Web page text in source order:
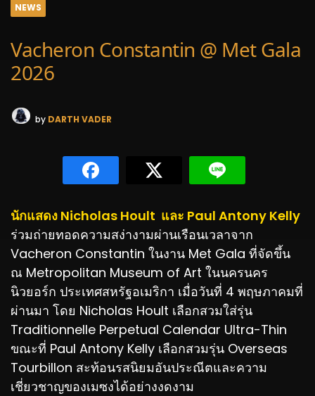
NEWS
Vacheron Constantin @ Met Gala
2026
by DARTH VADER
นักแสดง Nicholas Hoult และ Paul Antony Kelly
ร่วมถ่ายทอดความสง่างามผ่านเรือนเวลาจาก
Vacheron Constantin ในงาน Met Gala ที่จัดขึ้น
ณ Metropolitan Museum of Art ในนครนคร
นิวยอร์ก ประเทศสหรัฐอเมริกา เมื่อวันที่ 4 พฤษภาคมที่
ผ่านมา โดย Nicholas Hoult เลือกสวมใส่รุ่น
Traditionnelle Perpetual Calendar Ultra-Thin
ขณะที่ Paul Antony Kelly เลือกสวมรุ่น Overseas
Tourbillon สะท้อนรสนิยมอันประณีตและความ
เชี่ยวชาญของเมซงได้อย่างงดงาม